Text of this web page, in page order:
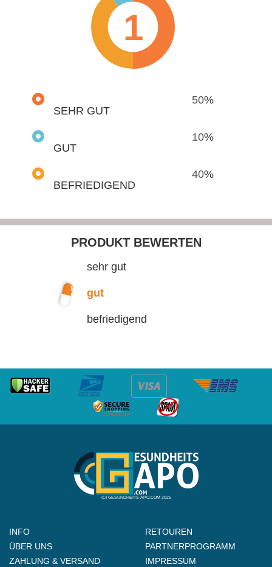
1
SEHR GUT
50%
GUT
10%
BEFRIEDIGEND
40%
PRODUKT BEWERTEN
sehr gut
gut
befriedigend
(C) GESUNDHEITS-APO.COM 2025
INFO
ÜBER UNS
ZAHLUNG & VERSAND
RETOUREN
PARTNERPROGRAMM
IMPRESSUM